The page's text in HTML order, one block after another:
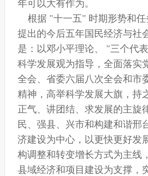
年可以大有作为。
根据 "十一五" 时期形势和任
提出的今后五年国民经济与社
是：以邓小平理论、 "三个代
科学发展观为指导，全面落实
全会、省委六届八次全会和市
精神，高举科学发展大旗，持
正气、讲团结、求发展的主旋
民、强县、兴市和构建和谐邢
济建设为中心，以更快更好发
构调整和转变增长方式为主线
县域经济和项目建设为支撑，